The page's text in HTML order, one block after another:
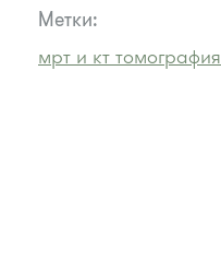
Метки:
мрт и кт томография